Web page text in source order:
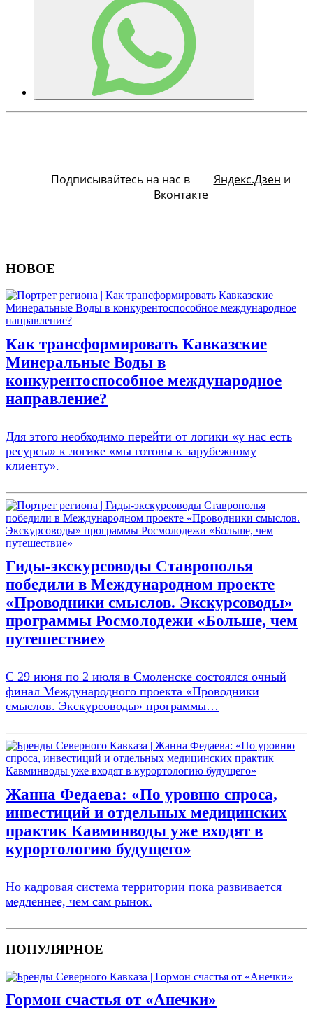
Подписывайтесь на нас в Яндекс.Дзен и
Вконтакте
НОВОЕ
Как трансформировать Кавказские
Минеральные Воды в
конкурентоспособное международное
направление?
Для этого необходимо перейти от логики «у нас есть
ресурсы» к логике «мы готовы к зарубежному
клиенту».
Гиды-экскурсоводы Ставрополья
победили в Международном проекте
«Проводники смыслов. Экскурсоводы»
программы Росмолодежи «Больше, чем
путешествие»
С 29 июня по 2 июля в Смоленске состоялся очный
финал Международного проекта «Проводники
смыслов. Экскурсоводы» программы…
Жанна Федаева: «По уровню спроса,
инвестиций и отдельных медицинских
практик Кавминводы уже входят в
курортологию будущего»
Но кадровая система территории пока развивается
медленнее, чем сам рынок.
ПОПУЛЯРНОЕ
Гормон счастья от «Анечки»